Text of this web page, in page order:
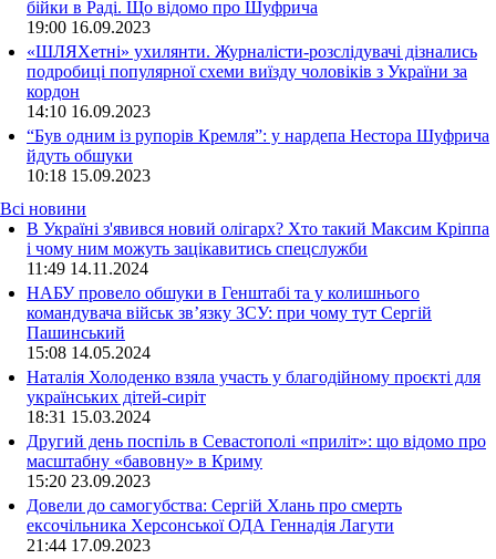
бійки в Раді. Що відомо про Шуфрича
19:00 16.09.2023
«ШЛЯХетні» ухилянти. Журналісти-розслідувачі дізнались
подробиці популярної схеми виїзду чоловіків з України за
кордон
14:10 16.09.2023
“Був одним із рупорів Кремля”: у нардепа Нестора Шуфрича
йдуть обшуки
10:18 15.09.2023
Всі новини
В Україні з'явився новий олігарх? Хто такий Максим Кріппа
і чому ним можуть зацікавитись спецслужби
11:49 14.11.2024
НАБУ провело обшуки в Генштабі та у колишнього
командувача військ зв’язку ЗСУ: при чому тут Сергій
Пашинський
15:08 14.05.2024
Наталія Холоденко взяла участь у благодійному проєкті для
українських дітей-сиріт
18:31 15.03.2024
Другий день поспіль в Севастополі «приліт»: що відомо про
масштабну «бавовну» в Криму
15:20 23.09.2023
Довели до самогубства: Сергій Хлань про смерть
ексочільника Херсонської ОДА Геннадія Лагути
21:44 17.09.2023